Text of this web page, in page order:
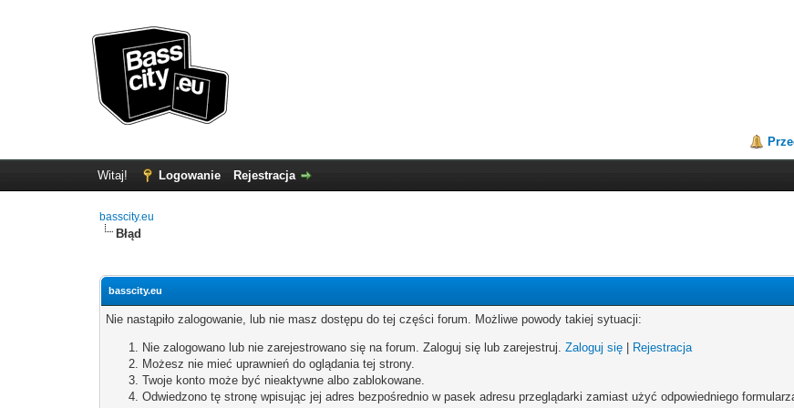
Witaj! Logowanie Rejestracja
basscity.eu
Błąd
basscity.eu
Nie nastąpiło zalogowanie, lub nie masz dostępu do tej części forum. Możliwe powody takiej sytuacji:
Nie zalogowano lub nie zarejestrowano się na forum. Zaloguj się lub zarejestruj.Zaloguj się
Rejestracja
Możesz nie mieć uprawnień do oglądania tej strony.
Twoje konto może być nieaktywne albo zablokowane.
Odwiedzono tę stronę wpisując jej adres bezpośrednio w pasek adresu przeglądarki zamiast użyć odpowiedniego